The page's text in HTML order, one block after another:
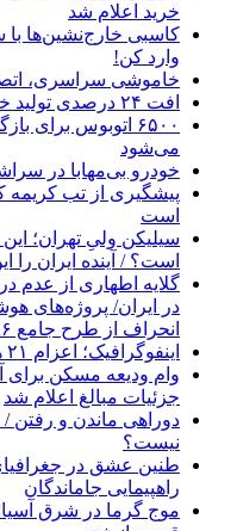
خرید اعلام شد
وارد کن!
خاموشی سراسری،
افت ۲۴ درصدی تولید خودرو در کشور
۶۵۰۰ اتوبوس
می‌شود
خودرو بی‌مهابا در
پیشگیری از تب کریمه
است
است؟ / آینده ایران را
گلایه اطهاری از عدم
در ایران/ پروژه‌های
انحراف از طرح جامع ۱۳۸۶ به کشور آسیب زد
اینفوگرافیک؛ اعزام ۲۱ هزار زائر اربعین از آذربایجان‌شرقی
وام ودیعه مسکن
جزئیات مبالغ اعلام شد
دوراهی ماندن و رفتن /
نیست؟
طنین عشق در
راهپیمایی جاماندگان
موج گرما در شرق